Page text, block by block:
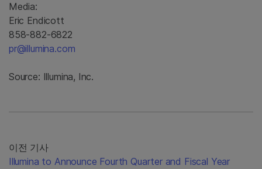
Media:
Eric Endicott
858-882-6822
pr@illumina.com
Source: Illumina, Inc.
이전 기사
Illumina to Announce Fourth Quarter and Fiscal Year